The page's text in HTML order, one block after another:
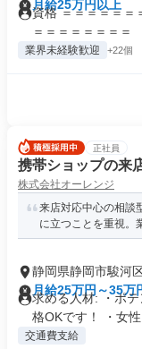
月給25万円以上
資格 ＝＝＝＝＝＝
＝＝＝＝＝＝＝＝
業界未経験歓迎 +22個
正社員
携帯ショップの来
株式会社オーレンジ
来店対応中心の相談
に立つことを重視。
静岡県静岡市駿河
月給25万円～35万
求める人材: ・ポ
格OKです！ ・女性
交通費支給